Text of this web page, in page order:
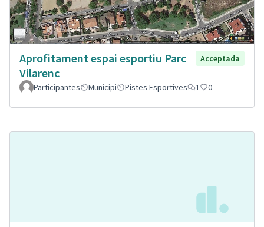
Aprofitament espai esportiu Parc
Vilarenc
Acceptada
Participantes Municipi Pistes Esportives 1 0